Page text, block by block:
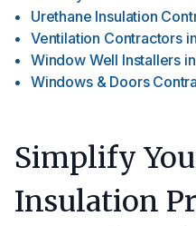
Urethane Insulation
Ventilation Contractors in
Window Well Installers in
Windows & Doors
Simplify
Insulation